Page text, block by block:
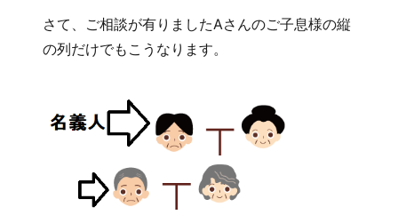
さて、ご相談が有りましたAさんのご子息様の縦
の列だけでもこうなります。